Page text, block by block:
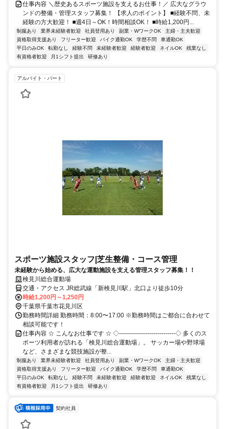
仕事内容 ＼歴史あるスポーツ施設を支えるお仕事！／ 広大なグラウ
ンドの整備・管理スタッフ募集！ 【求人のポイント】 ■経験不問、未
経験の方大歓迎！ ■週4日～OK！時間相談OK！ ■時給1,200円...
制服あり 業界未経験者歓迎 社員登用あり 副業・WワークOK
主婦・主夫歓迎
資格取得支援あり
フリーター歓迎 バイク通勤OK 学歴不問
車通勤OK
平日のみOK
転勤なし 経験不問 未経験者歓迎 経験者歓迎 ネイルOK
残業なし
有資格者歓迎
月1シフト提出 研修あり
アルバイト・パート
スポーツ施設スタッフ|芝生整備・コース管理
未経験から始める、広大な運動施設を支える管理スタッフ募集！！
検見川総合運動場
交通・アクセス JR総武線「新検見川駅」北口より徒歩10分
時給1,200円～1,250円
千葉県千葉市花見川区
勤務時間詳細 勤務時間：8:00〜17:00 ※勤務時間はご都合に合わせて
相談可能です！
仕事内容 ☆ こんなお仕事です ☆ ◇‐‐‐‐‐‐‐‐‐‐‐‐‐‐‐‐‐‐‐‐‐‐‐‐‐‐‐‐◇ 多くのス
ポーツ利用者が訪れる「検見川総合運動場」。 サッカー場や野球場
など、さまざまな競技施設が整...
制服あり 業界未経験者歓迎 社員登用あり 副業・WワークOK
主婦・主夫歓迎
資格取得支援あり
フリーター歓迎 バイク通勤OK 学歴不問
車通勤OK
平日のみOK
転勤なし 経験不問 未経験者歓迎 経験者歓迎 ネイルOK
残業なし
有資格者歓迎
月1シフト提出 研修あり
契約社員